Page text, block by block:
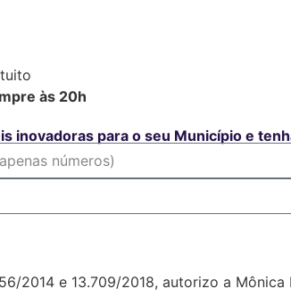
às 20h
inovadoras para o seu Município e
2014 e 13.709/2018, autorizo a